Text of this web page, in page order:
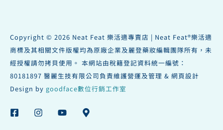
Copyright © 2026 Neat Feat 樂活適專賣店 | Neat Feat®樂活適
商標及其相關文件版權均為原廠企業及麗登藥妝編輯團隊所有，未
經授權請勿拷貝使用。 本網站由稅籍登記資料統一編號：
80181897 醫麗生技有限公司負責維護營運及管理 & 網頁設計
Design by goodface數位行銷工作室